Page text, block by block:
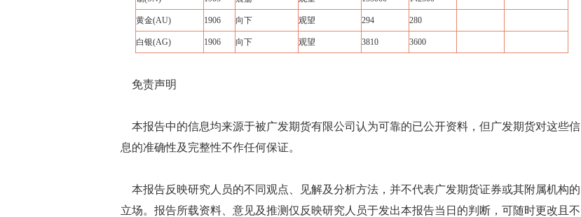
黄金(AU) 1906 向下 观望 294 280
白银(AG) 1906 向下 观望 3810 3600
免责声明
本报告中的信息均来源于被广发期货有限公司认为可靠的已公开资料，但广发期货对这些信
息的准确性及完整性不作任何保证。
本报告反映研究人员的不同观点、见解及分析方法，并不代表广发期货证券或其附属机构的
立场。报告所载资料、意见及推测仅反映研究人员于发出本报告当日的判断，可随时更改且不